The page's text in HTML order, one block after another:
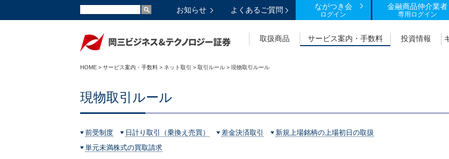
お知らせ よくあるご質問 ながつき会
ログイン
金融商品仲介業者
専用ログイン
取扱商品 サービス案内・手数料 投資情報
HOME > サービス案内・手数料 > ネット取引 > 取引ルール > 現物取引ルール
現物取引ルール
前受制度 日計り取引（乗換え売買） 差金決済取引
新規上場銘柄の上場初日の取扱
単元未満株式の買取請求